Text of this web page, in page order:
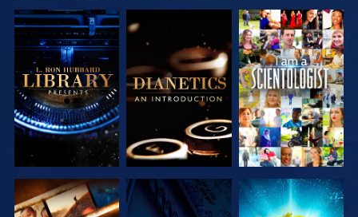
SERIE
ENTDECKEN
SERIE
ENTDECKEN
ANSEHEN